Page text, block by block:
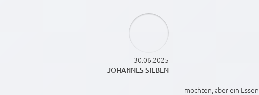
30.06.2025
JOHANNES SIEBEN
möchten, aber ein